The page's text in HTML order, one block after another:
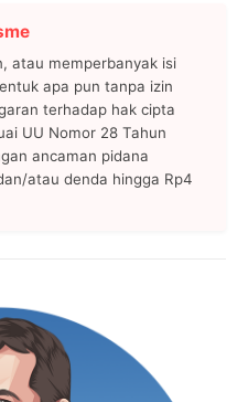
atau memperbanyak isi
apa pun tanpa izin
terhadap hak cipta
UU Nomor 28 Tahun
ancaman pidana
atau denda hingga Rp4